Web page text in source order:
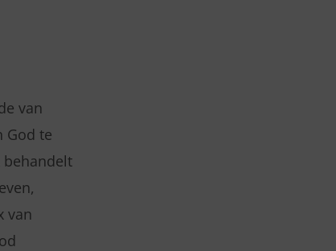
van
God te
behandelt
van